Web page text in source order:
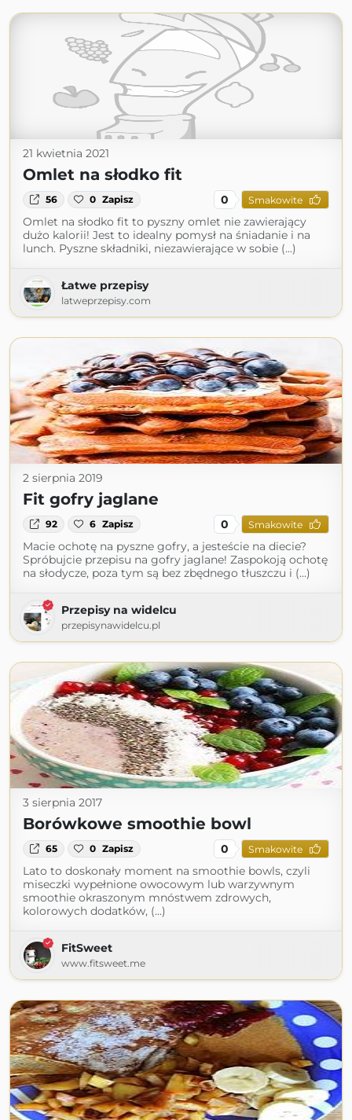
21 kwietnia 2021
Omlet na słodko fit
56 0 Zapisz 0 Smakowite
Omlet na słodko fit to pyszny omlet nie zawierający
dużo kalorii! Jest to idealny pomysł na śniadanie i na
lunch. Pyszne składniki, niezawierające w sobie (...)
Łatwe przepisy
latweprzepisy.com
2 sierpnia 2019
Fit gofry jaglane
92 6 Zapisz 0 Smakowite
Macie ochotę na pyszne gofry, a jesteście na diecie?
Spróbujcie przepisu na gofry jaglane! Zaspokoją ochotę
na słodycze, poza tym są bez zbędnego tłuszczu i (...)
Przepisy na widelcu
przepisynawidelcu.pl
3 sierpnia 2017
Borówkowe smoothie bowl
65 0 Zapisz 0 Smakowite
Lato to doskonały moment na smoothie bowls, czyli
miseczki wypełnione owocowym lub warzywnym
smoothie okraszonym mnóstwem zdrowych,
kolorowych dodatków, (...)
FitSweet
www.fitsweet.me